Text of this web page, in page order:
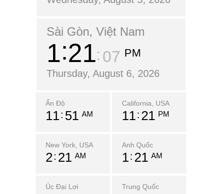
Sài Gòn, Việt Nam
1 21 09 PM
Thursday, August 6, 2026
Ấn Độ
11 51 AM
California, USA
11 21 PM
New York, USA
2 21 AM
Anh Quốc
1 21 AM
Úc Đại Lợi Trung Quốc